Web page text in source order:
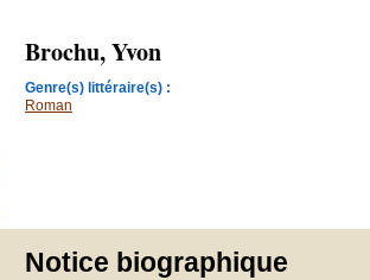
Brochu, Yvon
Genre(s) littéraire(s) :
Roman
Notice biographique